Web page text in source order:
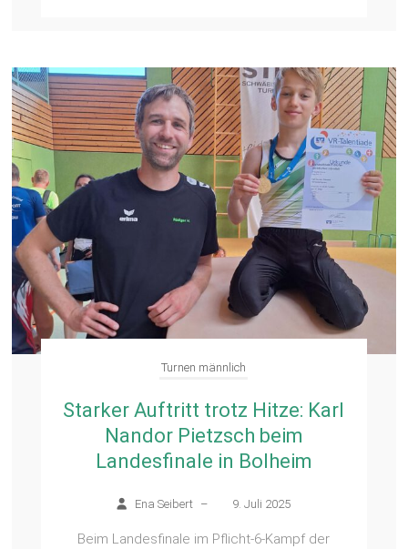
Turnen männlich
Starker Auftritt trotz Hitze: Karl
Nandor Pietzsch beim
Landesfinale in Bolheim
Ena Seibert – 9. Juli 2025
Beim Landesfinale im Pflicht-6-Kampf der